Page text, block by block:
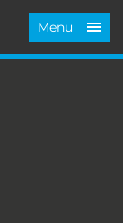
Menu